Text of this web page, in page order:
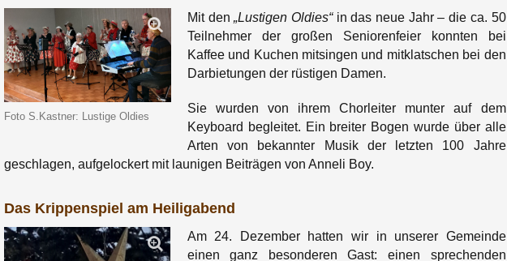
Foto S.Kastner: Lustige Oldies
Mit den„Lustigen Oldies“in das neue Jahr – die ca. 50
Teilnehmer der großen Seniorenfeier konnten bei
Kaffee und Kuchen mitsingen und mitklatschen bei den
Darbietungen der rüstigen Damen.
Sie wurden von ihrem Chorleiter munter auf dem
Keyboard begleitet. Ein breiter Bogen wurde über alle
Arten von bekannter Musik der letzten 100 Jahre
geschlagen, aufgelockert mit launigen Beiträgen von Anneli Boy.
Das Krippenspiel am Heiligabend
Am 24. Dezember hatten wir in unserer Gemeinde
einen ganz besonderen Gast: einen sprechenden